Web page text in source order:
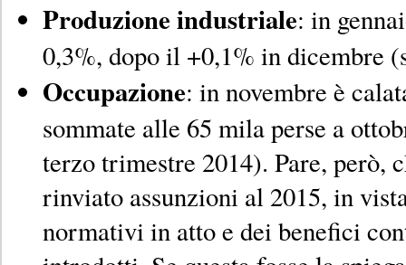
Produzione industriale: in
0,3%, dopo il +0,1% in dicembre
Occupazione: in novembre è
sommate alle 65 mila perse a
terzo trimestre 2014). Pare, però,
rinviato assunzioni al 2015, in
normativi in atto e dei benefici